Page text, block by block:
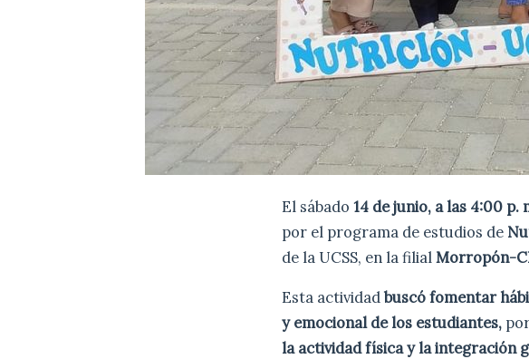
El sábado14 de junio, a las 4:00 p.
por el programa de estudios de
de la UCSS, en la filialMorropón-
Esta actividadbuscó fomentar
y emocional de los estudiantes,
la actividad física y la integración